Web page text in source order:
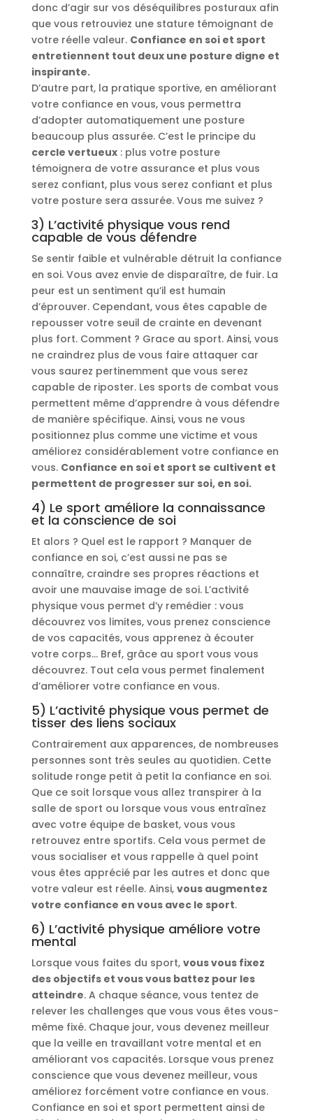
donc d’agir sur vos déséquilibres posturaux afin
que vous retrouviez une stature témoignant de
votre réelle valeur. Confiance en soi et sport
entretiennent tout deux une posture digne et
inspirante.
D’autre part, la pratique sportive, en améliorant
votre confiance en vous, vous permettra
d’adopter automatiquement une posture
beaucoup plus assurée. C’est le principe du
cercle vertueux: plus votre posture
témoignera de votre assurance et plus vous
serez confiant, plus vous serez confiant et plus
votre posture sera assurée. Vous me suivez ?
3) L’activité physique vous rend
capable de vous défendre
Se sentir faible et vulnérable détruit la confiance
en soi. Vous avez envie de disparaître, de fuir. La
peur est un sentiment qu’il est humain
d’éprouver. Cependant, vous êtes capable de
repousser votre seuil de crainte en devenant
plus fort. Comment ? Grace au sport. Ainsi, vous
ne craindrez plus de vous faire attaquer car
vous saurez pertinemment que vous serez
capable de riposter. Les sports de combat vous
permettent même d’apprendre à vous défendre
de manière spécifique. Ainsi, vous ne vous
positionnez plus comme une victime et vous
améliorez considérablement votre confiance en
vous. Confiance en soi et sport se cultivent et
permettent de progresser sur soi, en soi.
4) Le sport améliore la connaissance
et la conscience de soi
Et alors ? Quel est le rapport ? Manquer de
confiance en soi, c’est aussi ne pas se
connaître, craindre ses propres réactions et
avoir une mauvaise image de soi. L’activité
physique vous permet d’y remédier : vous
découvrez vos limites, vous prenez conscience
de vos capacités, vous apprenez à écouter
votre corps… Bref, grâce au sport vous vous
découvrez. Tout cela vous permet finalement
d’améliorer votre confiance en vous.
5) L’activité physique vous permet de
tisser des liens sociaux
Contrairement aux apparences, de nombreuses
personnes sont très seules au quotidien. Cette
solitude ronge petit à petit la confiance en soi.
Que ce soit lorsque vous allez transpirer à la
salle de sport ou lorsque vous vous entraînez
avec votre équipe de basket, vous vous
retrouvez entre sportifs. Cela vous permet de
vous socialiser et vous rappelle à quel point
vous êtes apprécié par les autres et donc que
votre valeur est réelle. Ainsi, vous augmentez
votre confiance en vous avec le sport.
6) L’activité physique améliore votre
mental
Lorsque vous faites du sport, vous vous fixez
des objectifs et vous vous battez pour les
atteindre. A chaque séance, vous tentez de
relever les challenges que vous vous êtes vous-
même fixé. Chaque jour, vous devenez meilleur
que la veille en travaillant votre mental et en
améliorant vos capacités. Lorsque vous prenez
conscience que vous devenez meilleur, vous
améliorez forcément votre confiance en vous.
Confiance en soi et sport permettent ainsi de